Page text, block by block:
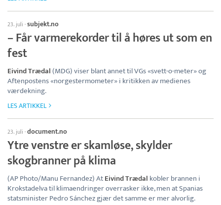
23. juli ·subjekt.no
– Får varmerekorder til å høres ut som en
fest
Eivind Trædal(MDG) viser blant annet til VGs «svett-o-meter» og
Aftenpostens «norgestermometer» i kritikken av medienes
værdekning.
LES ARTIKKEL
23. juli ·document.no
Ytre venstre er skamløse, skylder
skogbranner på klima
(AP Photo/Manu Fernandez) AtEivind Trædal kobler brannen i
Krokstadelva til klimaendringer overrasker ikke, men at Spanias
statsminister Pedro Sánchez gjær det samme er mer alvorlig.